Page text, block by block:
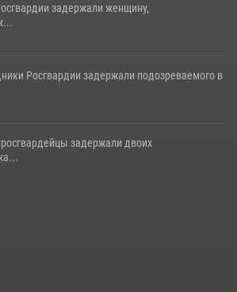
задержали женщину,
Росгвардии задержали подозреваемого в
задержали двоих